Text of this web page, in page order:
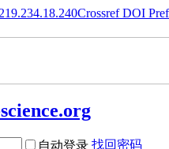
Crossref DOI
自动登录 找回密码